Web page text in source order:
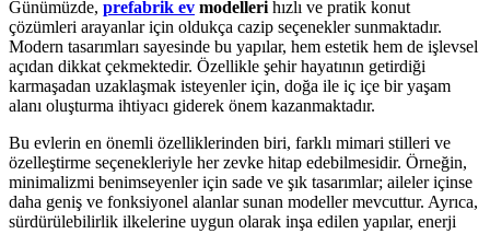
Günümüzde, prefabrik ev modelleri hızlı ve pratik konut
çözümleri arayanlar için oldukça cazip seçenekler sunmaktadır.
Modern tasarımları sayesinde bu yapılar, hem estetik hem de işlevsel
açıdan dikkat çekmektedir. Özellikle şehir hayatının getirdiği
karmaşadan uzaklaşmak isteyenler için, doğa ile iç içe bir yaşam
alanı oluşturma ihtiyacı giderek önem kazanmaktadır.
Bu evlerin en önemli özelliklerinden biri, farklı mimari stilleri ve
özelleştirme seçenekleriyle her zevke hitap edebilmesidir. Örneğin,
minimalizmi benimseyenler için sade ve şık tasarımlar; aileler içinse
daha geniş ve fonksiyonel alanlar sunan modeller mevcuttur. Ayrıca,
sürdürülebilirlik ilkelerine uygun olarak inşa edilen yapılar, enerji